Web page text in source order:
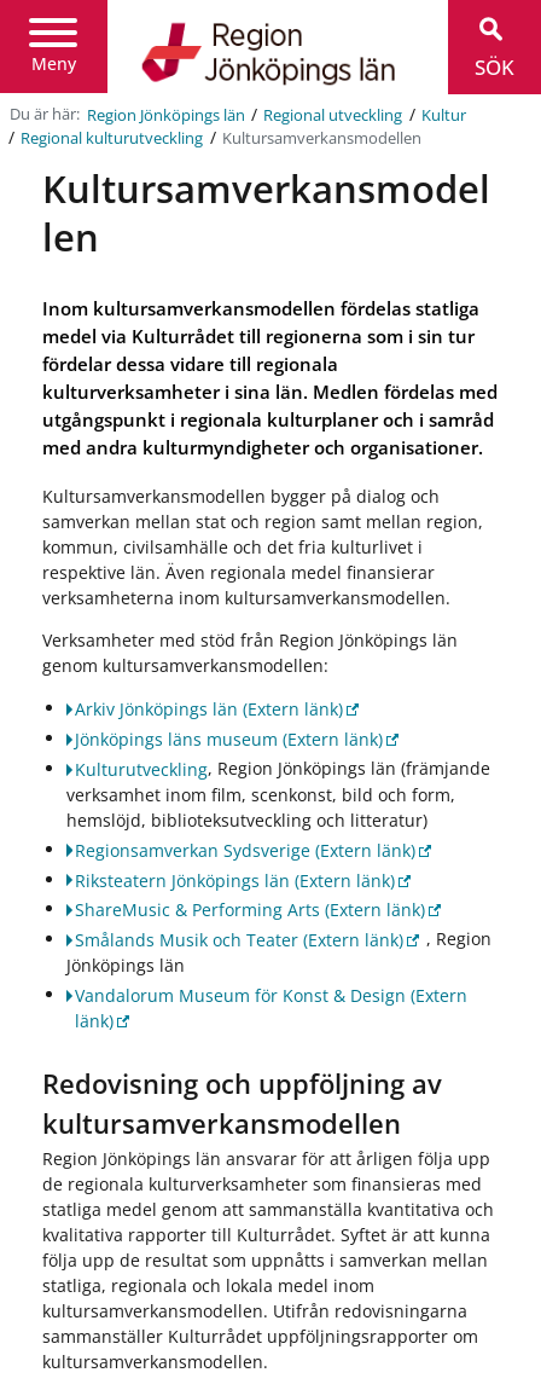
Meny
Jönköpings
län
SÖK
Du är här: Region Jönköpings län / Regional utveckling / Kultur
/ Regional kulturutveckling / Kultursamverkansmodellen
Kultursamverkansmodel
len
Inom kultursamverkansmodellen fördelas statliga
medel via Kulturrådet till regionerna som i sin tur
fördelar dessa vidare till regionala
kulturverksamheter i sina län. Medlen fördelas med
utgångspunkt i regionala kulturplaner och i samråd
med andra kulturmyndigheter och organisationer.
Kultursamverkansmodellen bygger på dialog och
samverkan mellan stat och region samt mellan region,
kommun, civilsamhälle och det fria kulturlivet i
respektive län. Även regionala medel finansierar
verksamheterna inom kultursamverkansmodellen.
Verksamheter med stöd från Region Jönköpings län
genom kultursamverkansmodellen:
Arkiv Jönköpings län (Extern länk)
Jönköpings läns museum (Extern länk)
Kulturutveckling, Region Jönköpings län (främjande
verksamhet inom film, scenkonst, bild och form,
hemslöjd, biblioteksutveckling och litteratur)
Regionsamverkan Sydsverige (Extern länk)
Riksteatern Jönköpings län (Extern länk)
ShareMusic & Performing Arts (Extern länk)
Smålands Musik och Teater (Extern länk)
, Region
Jönköpings län
Vandalorum Museum för Konst & Design (Extern
länk)
Redovisning och uppföljning av
kultursamverkansmodellen
Region Jönköpings län ansvarar för att årligen följa upp
de regionala kulturverksamheter som finansieras med
statliga medel genom att sammanställa kvantitativa och
kvalitativa rapporter till Kulturrådet. Syftet är att kunna
följa upp de resultat som uppnåtts i samverkan mellan
statliga, regionala och lokala medel inom
kultursamverkansmodellen. Utifrån redovisningarna
sammanställer Kulturrådet uppföljningsrapporter om
kultursamverkansmodellen.